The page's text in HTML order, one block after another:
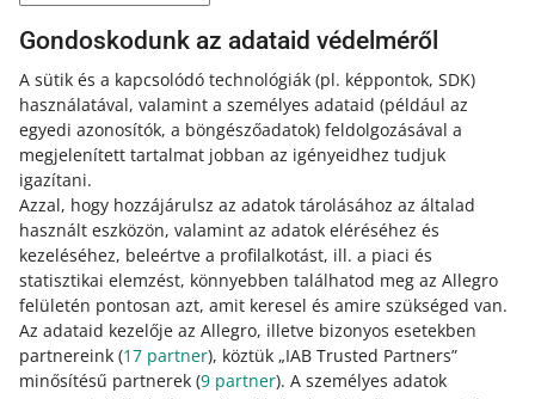
Gondoskodunk az adataid védelméről
A sütik és a kapcsolódó technológiák (pl. képpontok, SDK)
használatával, valamint a személyes adataid (például az
egyedi azonosítók, a böngészőadatok) feldolgozásával a
megjelenített tartalmat jobban az igényeidhez tudjuk
igazítani.
Azzal, hogy hozzájárulsz az adatok tárolásához az általad
használt eszközön, valamint az adatok eléréséhez és
kezeléséhez, beleértve a profilalkotást, ill. a piaci és
statisztikai elemzést, könnyebben találhatod meg az Allegro
felületén pontosan azt, amit keresel és amire szükséged van.
Az adataid kezelője az Allegro, illetve bizonyos esetekben
partnereink (17 partner), köztük „IAB Trusted Partners”
minősítésű partnerek (9 partner). A személyes adatok
További magyarázatok és mellékletek
Ha a fellebbezésed elbírálásához további
magyarázatokra vagy mellékletekre lesz szükségünk,
akkor ezeket közvetlenül a kérelem benyújtása során
fogjuk kérni tőled. Ha nem csatolod ezeket, akkor az e-
mailes levelezés során újra kérhetjük tőled.
Ha nem látsz az űrlapon további magyarázatok vagy
mellékletek iránti kérelmet, ez azt jelenti, hogy a
fellebbezésedet a már rendelkezésünkre álló adatok
alapján fogjuk elbírálni.